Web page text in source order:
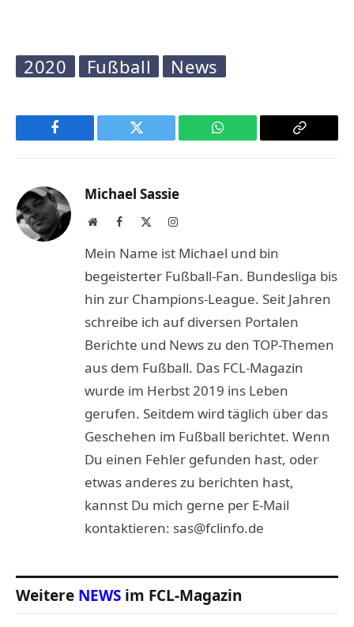
2020 Fußball News
Facebook Twitter WhatsApp
Copy
Michael Sassie
WebsiteFacebook Instagram
Mein Name ist Michael und bin
begeisterter Fußball-Fan. Bundesliga bis
hin zur Champions-League. Seit Jahren
schreibe ich auf diversen Portalen
Berichte und News zu den TOP-Themen
aus dem Fußball. Das FCL-Magazin
wurde im Herbst 2019 ins Leben
gerufen. Seitdem wird täglich über das
Geschehen im Fußball berichtet. Wenn
Du einen Fehler gefunden hast, oder
etwas anderes zu berichten hast,
kannst Du mich gerne per E-Mail
kontaktieren: sas@fclinfo.de
Weitere NEWS im FCL-Magazin